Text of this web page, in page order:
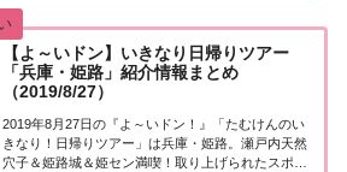
【よ～いドン】いきなり日帰りツアー
「兵庫・姫路」紹介情報まとめ
（2019/8/27）
2019年8月27日の『よ～いドン！』「たむけんのい
きなり！日帰りツアー」は兵庫・姫路。瀬戸内天然
穴子＆姫路城＆姫セン満喫！取り上げられたスポッ